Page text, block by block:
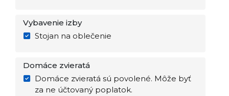
Vybavenie izby
Stojan na oblečenie
Domáce zvieratá
Domáce zvieratá sú povolené. Môže byť
za ne účtovaný poplatok.